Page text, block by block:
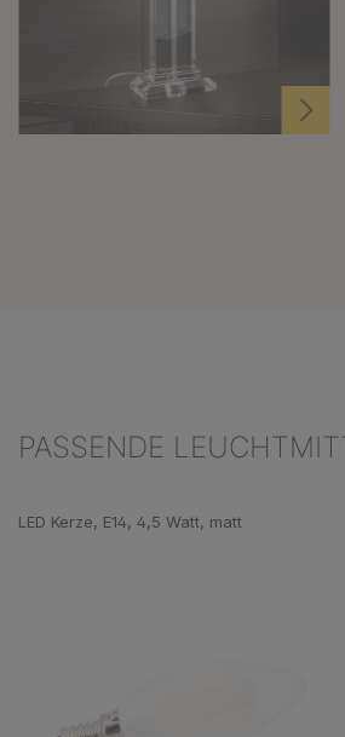
PASSENDE
LED Kerze, E14, 4,5 Watt, matt